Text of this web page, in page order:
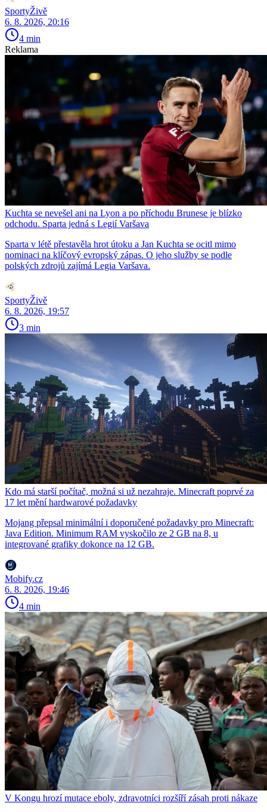
SportyŽivě
6. 8. 2026, 20:16
4 min
Reklama
Kuchta se nevešel ani na Lyon a po příchodu Brunese je blízko
odchodu. Sparta jedná s Legií Varšava
Sparta v létě přestavěla hrot útoku a Jan Kuchta se ocitl mimo
nominaci na klíčový evropský zápas. O jeho služby se podle
polských zdrojů zajímá Legia Varšava.
SportyŽivě
6. 8. 2026, 19:57
3 min
Kdo má starší počítač, možná si už nezahraje. Minecraft poprvé za
17 let mění hardwarové požadavky
Mojang přepsal minimální i doporučené požadavky pro Minecraft:
Java Edition. Minimum RAM vyskočilo ze 2 GB na 8, u
integrované grafiky dokonce na 12 GB.
Mobify.cz
6. 8. 2026, 19:46
4 min
V Kongu hrozí mutace eboly, zdravotníci rozšíří zásah proti nákaze